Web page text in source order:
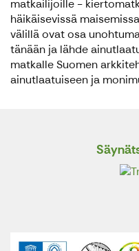
matkailijoille -
häikäisevissä
välillä ovat osa
tänään ja lähde
matkalle Suomen
ainutlaatuiseen ja